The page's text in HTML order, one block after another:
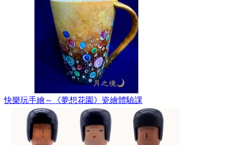
快樂玩手繪～《夢想花園》瓷繪體驗課